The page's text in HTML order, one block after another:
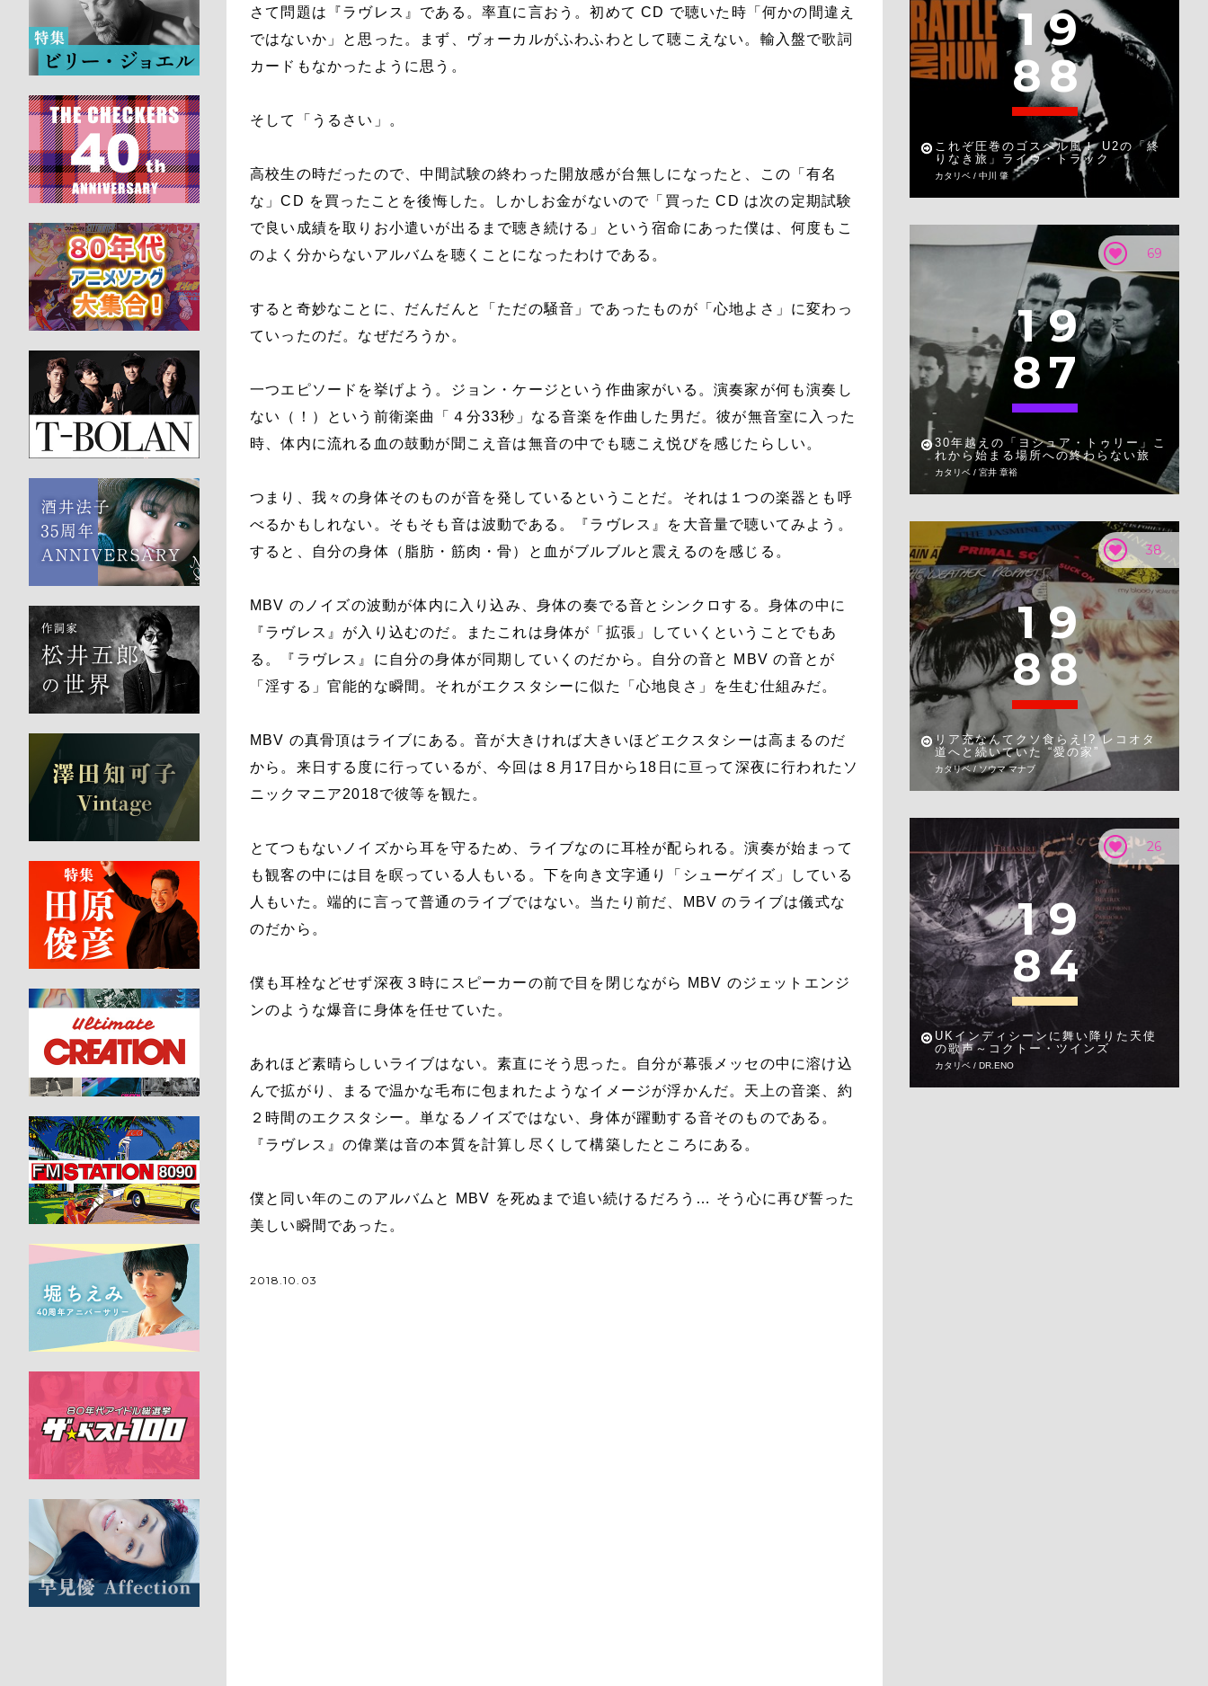
さて問題は『ラヴレス』である。率直に言おう。初めて CD で聴いた時「何かの間違え
ではないか」と思った。まず、ヴォーカルがふわふわとして聴こえない。輸入盤で歌詞
カードもなかったように思う。
そして「うるさい」。
高校生の時だったので、中間試験の終わった開放感が台無しになったと、この「有名
な」CD を買ったことを後悔した。しかしお金がないので「買った CD は次の定期試験
で良い成績を取りお小遣いが出るまで聴き続ける」という宿命にあった僕は、何度もこ
のよく分からないアルバムを聴くことになったわけである。
すると奇妙なことに、だんだんと「ただの騒音」であったものが「心地よさ」に変わっ
ていったのだ。なぜだろうか。
一つエピソードを挙げよう。ジョン・ケージという作曲家がいる。演奏家が何も演奏し
ない（！）という前衛楽曲「４分33秒」なる音楽を作曲した男だ。彼が無音室に入った
時、体内に流れる血の鼓動が聞こえ音は無音の中でも聴こえ悦びを感じたらしい。
つまり、我々の身体そのものが音を発しているということだ。それは１つの楽器とも呼
べるかもしれない。そもそも音は波動である。『ラヴレス』を大音量で聴いてみよう。
すると、自分の身体（脂肪・筋肉・骨）と血がブルブルと震えるのを感じる。
MBV のノイズの波動が体内に入り込み、身体の奏でる音とシンクロする。身体の中に
『ラヴレス』が入り込むのだ。またこれは身体が「拡張」していくということでもあ
る。『ラヴレス』に自分の身体が同期していくのだから。自分の音と MBV の音とが
「淫する」官能的な瞬間。それがエクスタシーに似た「心地良さ」を生む仕組みだ。
MBV の真骨頂はライブにある。音が大きければ大きいほどエクスタシーは高まるのだ
から。来日する度に行っているが、今回は８月17日から18日に亘って深夜に行われたソ
ニックマニア2018で彼等を観た。
とてつもないノイズから耳を守るため、ライブなのに耳栓が配られる。演奏が始まって
も観客の中には目を瞑っている人もいる。下を向き文字通り「シューゲイズ」している
人もいた。端的に言って普通のライブではない。当たり前だ、MBV のライブは儀式な
のだから。
僕も耳栓などせず深夜３時にスピーカーの前で目を閉じながら MBV のジェットエンジ
ンのような爆音に身体を任せていた。
あれほど素晴らしいライブはない。素直にそう思った。自分が幕張メッセの中に溶け込
んで拡がり、まるで温かな毛布に包まれたようなイメージが浮かんだ。天上の音楽、約
２時間のエクスタシー。単なるノイズではない、身体が躍動する音そのものである。
『ラヴレス』の偉業は音の本質を計算し尽くして構築したところにある。
僕と同い年のこのアルバムと MBV を死ぬまで追い続けるだろう… そう心に再び誓った
美しい瞬間であった。
2018.10.03
1 9
88
これぞ圧巻のゴスペル風！ U2の「終
りなき旅」ライヴ・トラック
カタリベ / 中川 肇
69
1 9
87
30年越えの「ヨシュア・トゥリー」こ
れから始まる場所への終わらない旅
カタリベ / 宮井 章裕
38
1 9
88
リア充なんてクソ食らえ!? レコオタ
道へと続いていた “愛の家”
カタリベ / ソウマ マナブ
26
1 9
84
UKインディシーンに舞い降りた天使
の歌声～コクトー・ツインズ
カタリベ / DR.ENO